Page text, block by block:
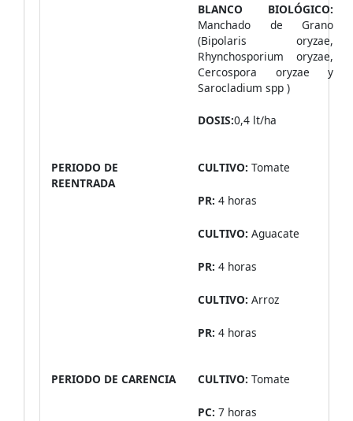
BLANCO BIOLÓGICO:
Manchado de Grano
(Bipolaris oryzae,
Rhynchosporium oryzae,
Cercospora oryzae y
Sarocladium spp )
DOSIS:0,4 lt/ha
PERIODO DE
REENTRADA
CULTIVO: Tomate
PR: 4 horas
CULTIVO: Aguacate
PR: 4 horas
CULTIVO: Arroz
PR: 4 horas
PERIODO DE CARENCIA CULTIVO: Tomate
PC: 7 horas